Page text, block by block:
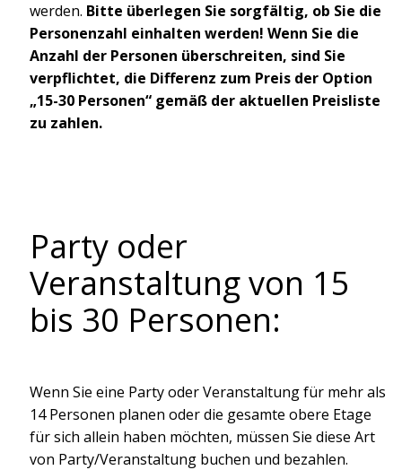
werden. Bitte überlegen Sie sorgfältig, ob Sie die
Personenzahl einhalten werden! Wenn Sie die
Anzahl der Personen überschreiten, sind Sie
verpflichtet, die Differenz zum Preis der Option
„15-30 Personen“ gemäß der aktuellen Preisliste
zu zahlen.
Party oder
Veranstaltung von 15
bis 30 Personen:
Wenn Sie eine Party oder Veranstaltung für mehr als
14 Personen planen oder die gesamte obere Etage
für sich allein haben möchten, müssen Sie diese Art
von Party/Veranstaltung buchen und bezahlen.